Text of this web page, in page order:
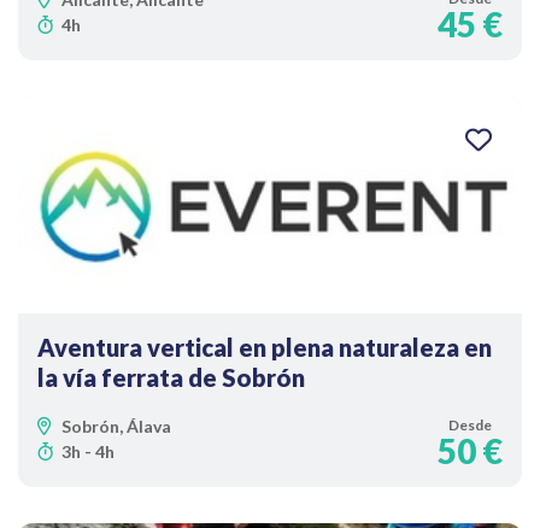
4h
45 €
Aventura vertical en plena naturaleza en
la vía ferrata de Sobrón
Sobrón, Álava
3h - 4h
Desde
50 €